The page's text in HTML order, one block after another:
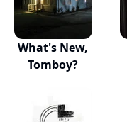
What's New,
Tomboy?